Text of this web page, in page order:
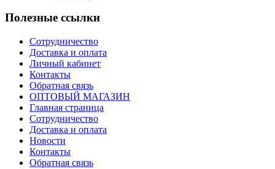
Полезные ссылки
Сотрудничество
Доставка и оплата
Личный кабинет
Контакты
Обратная связь
ОПТОВЫЙ МАГАЗИН
Главная страница
Сотрудничество
Доставка и оплата
Новости
Контакты
Обратная связь